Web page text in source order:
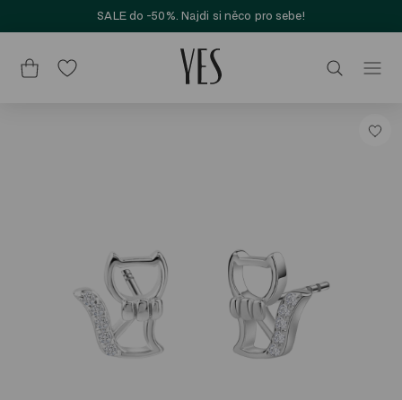
SALE do -50%. Najdi si něco pro sebe!